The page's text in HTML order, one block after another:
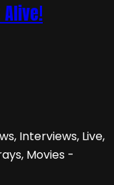
Alive!
Interviews, Live,
Movies -